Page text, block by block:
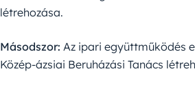
létrehozása.
Másodszor: Az ipari együttműködés
Közép-ázsiai Beruházási Tanács